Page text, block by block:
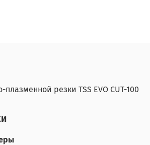
резки TSS EVO CUT-100